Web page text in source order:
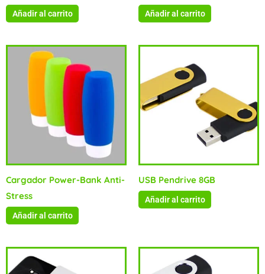
Añadir al carrito Añadir al carrito
Cargador Power-Bank Anti-
Stress
Añadir al carrito
USB Pendrive 8GB
Añadir al carrito